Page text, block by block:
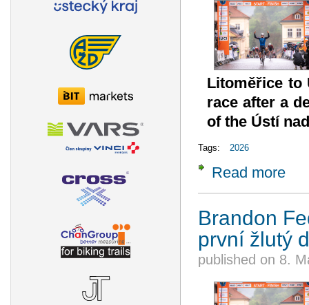
Litoměřice to
race after a
of the Ústí
Tags: 2026
Read more
Brandon
první žlutý
published on 8.